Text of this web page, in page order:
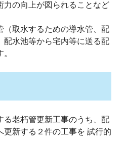
力の向上が図られることなど
取水するための導水管、配
配水池等から宅内等に送る配
老朽管更新工事のうち、配
更新する２件の工事を 試行的